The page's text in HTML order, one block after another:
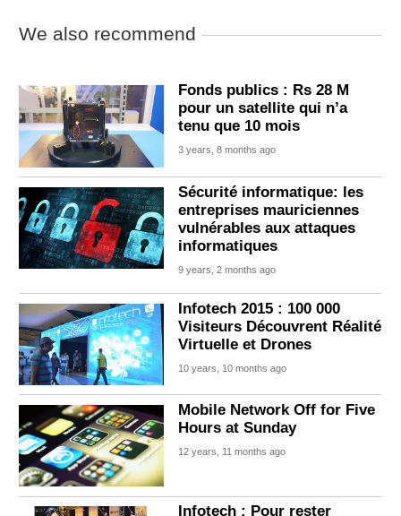
We also recommend
Fonds publics : Rs 28 M
pour un satellite qui n’a
tenu que 10 mois
3 years, 8 months ago
Sécurité informatique: les
entreprises mauriciennes
vulnérables aux attaques
informatiques
9 years, 2 months ago
Infotech 2015 : 100 000
Visiteurs Découvrent Réalité
Virtuelle et Drones
10 years, 10 months ago
Mobile Network Off for Five
Hours at Sunday
12 years, 11 months ago
Infotech : Pour rester